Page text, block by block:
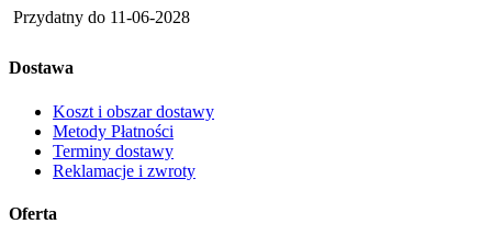
Przydatny do 11-06-2028
Dostawa
Koszt i obszar dostawy
Metody Płatności
Terminy dostawy
Reklamacje i zwroty
Oferta